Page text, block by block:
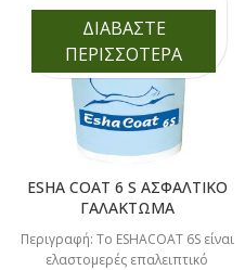
ESHA COAT 6 S ΑΣΦΑΛΤΙΚΟ
ΓΑΛΑΚΤΩΜΑ
Περιγραφή: Το ESHACOAT 6S είναι
ελαστομερές επαλειπτικό
ΔΙΑΒΑΣΤΕ
ΠΕΡΙΣΣΟΤΕΡΑ